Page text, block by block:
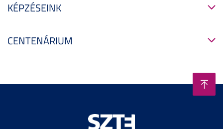
KÉPZÉSEINK
CENTENÁRIUM